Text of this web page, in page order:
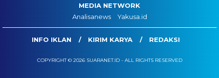
MEDIA NETWORK
Analisanews
Yakusa.id
INFO IKLAN KIRIM KARYA REDAKSI
COPYRIGHT © 2026 SUARANET.ID - ALL RIGHTS RESERVED